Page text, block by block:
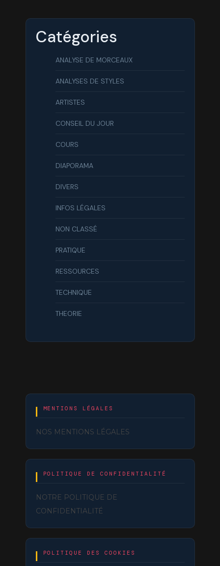
Catégories
ANALYSE DE MORCEAUX
ANALYSES DE STYLES
ARTISTES
CONSEIL DU JOUR
COURS
DIAPORAMA
DIVERS
INFOS LÉGALES
NON CLASSÉ
PRATIQUE
RESSOURCES
TECHNIQUE
THEORIE
MENTIONS LÉGALES
NOS MENTIONS LÉGALES
POLITIQUE DE CONFIDENTIALITÉ
NOTRE POLITIQUE DE
CONFIDENTIALITÉ
POLITIQUE DES COOKIES